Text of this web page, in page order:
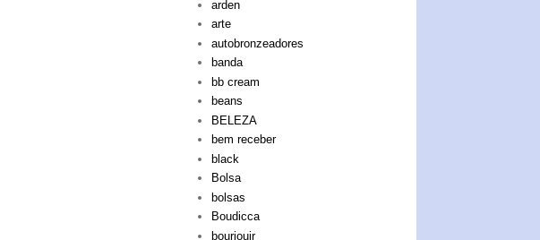
arden
arte
autobronzeadores
banda
bb cream
beans
BELEZA
bem receber
black
Bolsa
bolsas
Boudicca
bourjouir